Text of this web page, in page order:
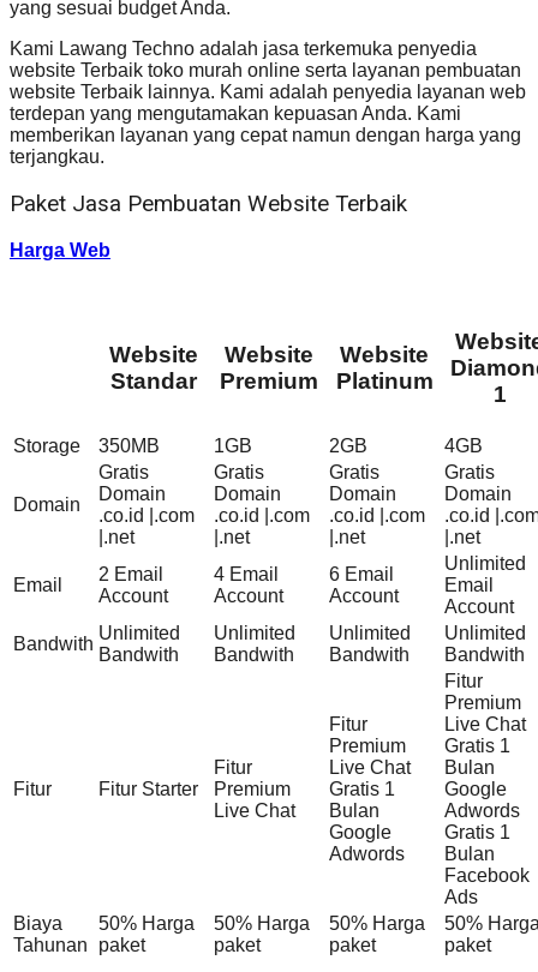
yang sesuai budget Anda.
Kami Lawang Techno adalah jasa terkemuka penyedia
website Terbaik toko murah online serta layanan pembuatan
website Terbaik lainnya. Kami adalah penyedia layanan web
terdepan yang mengutamakan kepuasan Anda. Kami
memberikan layanan yang cepat namun dengan harga yang
terjangkau.
Paket Jasa Pembuatan Website Terbaik
Harga Web
Website
Standar
Website
Premium
Website
Platinum
1
Storage 350MB 1GB 2GB 4GB
Domain
Gratis
Domain
.co.id |.com
|.net
Gratis
Domain
.co.id |.com
|.net
Gratis
Domain
.co.id |.com
|.net
Gratis
Domain
.co.id
|.net
Email
2 Email
Account
4 Email
Account
6 Email
Account
Unlimited
Email
Account
Bandwith
Unlimited
Bandwith
Unlimited
Bandwith
Unlimited
Bandwith
Unlimited
Bandwith
Fitur Fitur Starter
Fitur
Premium
Live Chat
Fitur
Premium
Live Chat
Gratis 1
Bulan
Google
Adwords
Fitur
Premium
Live Chat
Gratis 1
Bulan
Google
Adwords
Gratis 1
Bulan
Facebook
Ads
Biaya
Tahunan
50% Harga
paket
50% Harga
paket
50% Harga
paket
50%
paket